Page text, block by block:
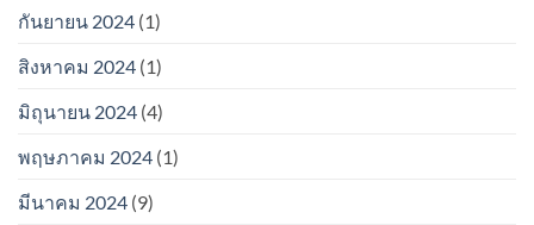
กันยายน 2024 (1)
สิงหาคม 2024 (1)
มิถุนายน 2024 (4)
พฤษภาคม 2024 (1)
มีนาคม 2024 (9)